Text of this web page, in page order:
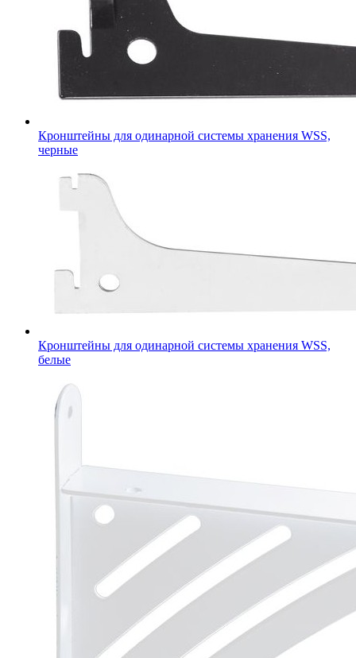
Кронштейны для одинарной системы хранения WSS,
черные
Кронштейны для одинарной системы хранения WSS,
белые